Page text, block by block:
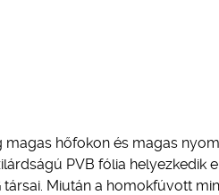
hőfokon és magas
PVB fólia helyezkedik
Miután a homokfúvott